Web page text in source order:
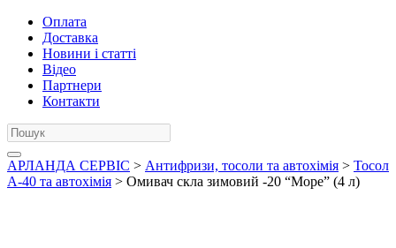
Оплата
Доставка
Новини і статті
Відео
Партнери
Контакти
АРЛАНДА СЕРВІС > Антифризи, тосоли та автохімія > Тосол
А-40 та автохімія > Омивач скла зимовий -20 “Море” (4 л)